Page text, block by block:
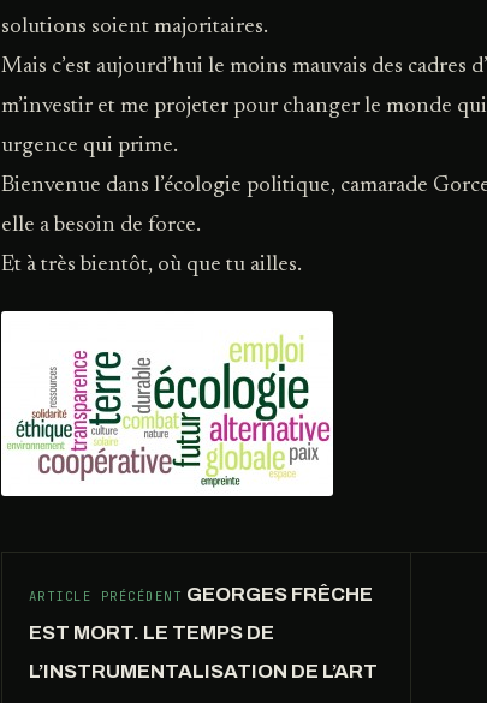
solutions soient majoritaires.
Mais c’est aujourd’hui le moins mauvais des cadres
m’investir et me projeter pour changer le monde qui
urgence qui prime.
Bienvenue dans l’écologie politique, camarade
elle a besoin de force.
Et à très bientôt, où que tu ailles.
ARTICLE PRÉCÉDENT GEORGES FRÊCHE
EST MORT. LE TEMPS DE
L’INSTRUMENTALISATION DE L’ART